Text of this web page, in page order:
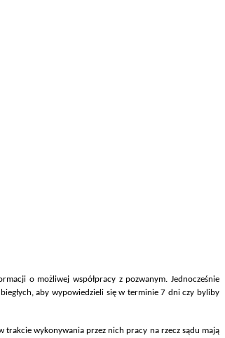
o możliwej współpracy z pozwanym. Jednocześnie
aby wypowiedzieli się w terminie 7 dni czy byliby
trakcie wykonywania przez nich pracy na rzecz sądu mają